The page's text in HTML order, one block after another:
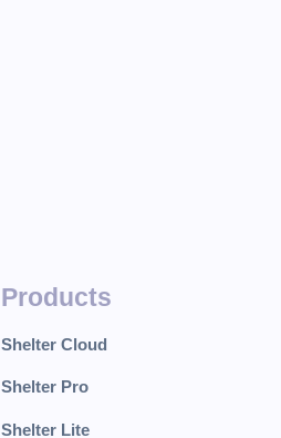
Products
Shelter Cloud
Shelter Pro
Shelter Lite